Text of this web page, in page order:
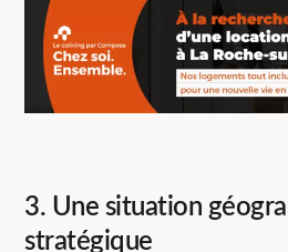
3. Une situation
stratégique